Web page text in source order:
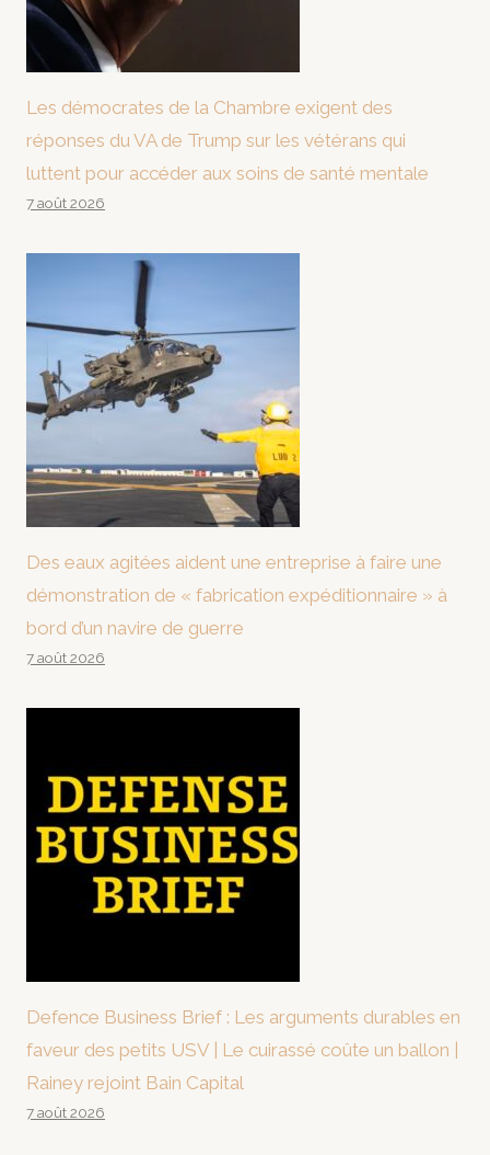
Les démocrates de la Chambre exigent des
réponses du VA de Trump sur les vétérans qui
luttent pour accéder aux soins de santé mentale
7 août 2026
Des eaux agitées aident une entreprise à faire une
démonstration de « fabrication expéditionnaire » à
bord d’un navire de guerre
7 août 2026
Defence Business Brief : Les arguments durables en
faveur des petits USV | Le cuirassé coûte un ballon |
Rainey rejoint Bain Capital
7 août 2026